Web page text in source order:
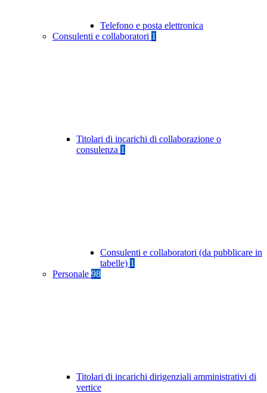
Telefono e posta elettronica
Consulenti e collaboratori 1
Titolari di incarichi di collaborazione o
consulenza 1
Consulenti e collaboratori (da pubblicare in
tabelle) 1
Personale 98
Titolari di incarichi dirigenziali amministrativi di
vertice